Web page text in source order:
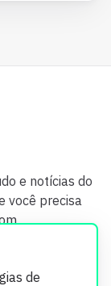
de
e notícias do
você precisa